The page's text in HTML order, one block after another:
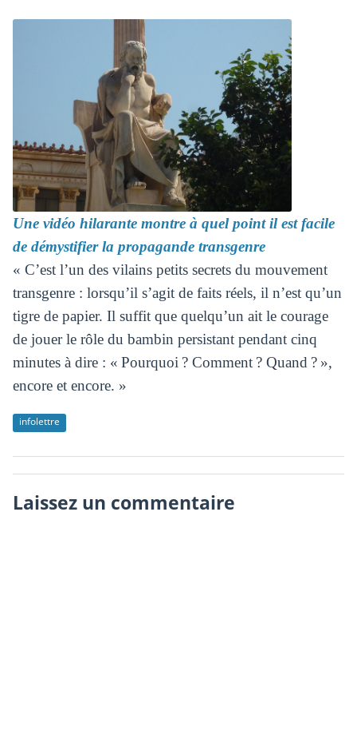
Une vidéo hilarante montre à quel point il est facile
de démystifier la propagande transgenre
« C’est l’un des vilains petits secrets du mouvement
transgenre : lorsqu’il s’agit de faits réels, il n’est qu’un
tigre de papier. Il suffit que quelqu’un ait le courage
de jouer le rôle du bambin persistant pendant cinq
minutes à dire : « Pourquoi ? Comment ? Quand ? »,
encore et encore. »
infolettre
Laissez un commentaire